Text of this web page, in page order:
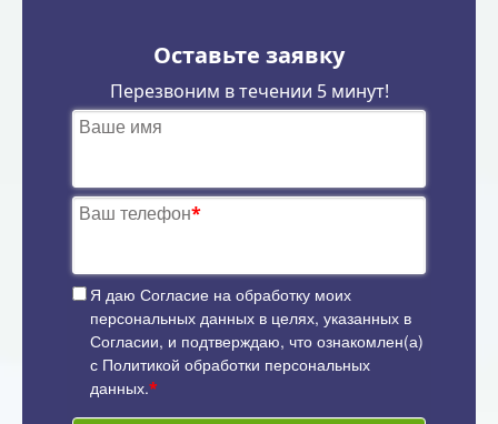
Оставьте заявку
Перезвоним в течении 5 минут!
Ваше имя
Ваш телефон*
Я даю Согласие на обработку моих
персональных данных в целях, указанных в
Согласии, и подтверждаю, что ознакомлен(а)
с Политикой обработки персональных
данных.*